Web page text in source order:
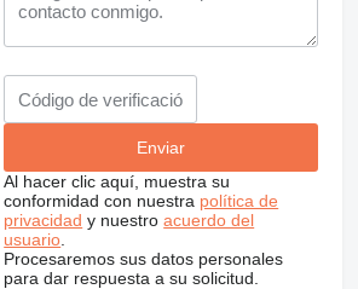
Al hacer clic aquí, muestra su
conformidad con nuestra política de
privacidad y nuestroacuerdo del
usuario
Procesaremos sus datos personales
para dar respuesta a su solicitud.